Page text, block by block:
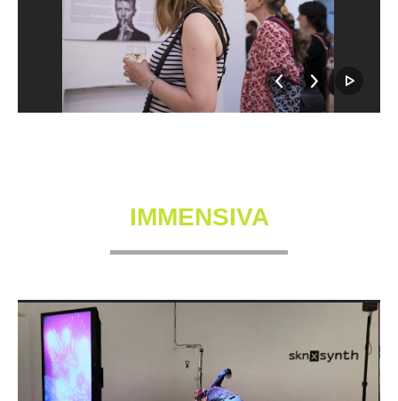
IMMENSIVA